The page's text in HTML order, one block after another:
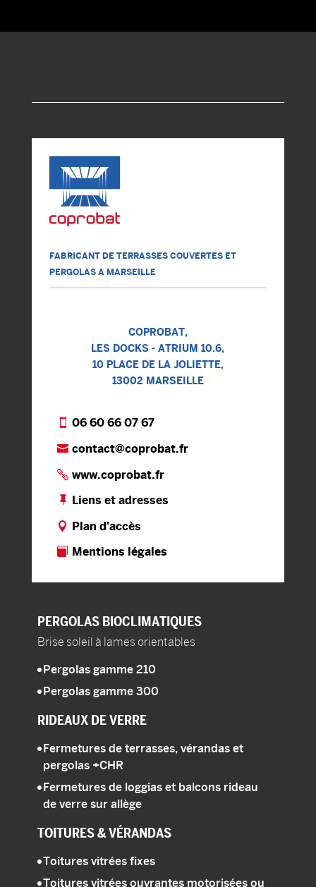
FABRICANT DE TERRASSES COUVERTES ET
PERGOLAS A MARSEILLE
COPROBAT,
LES DOCKS - ATRIUM 10.6,
10 PLACE DE LA JOLIETTE,
13002 MARSEILLE
06 60 66 07 67
contact@coprobat.fr
www.coprobat.fr
Liens et adresses
Plan d'accès
Mentions légales
PERGOLAS BIOCLIMATIQUES
Brise soleil à lames orientables
Pergolas gamme 210
Pergolas gamme 300
RIDEAUX DE VERRE
Fermetures de terrasses, vérandas et
pergolas+CHR
Fermetures de loggias et balcons rideau
de verre sur allège
TOITURES& VÉRANDAS
Toitures vitrées fixes
Toitures vitrées ouvrantes motorisées ou